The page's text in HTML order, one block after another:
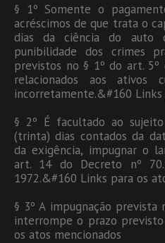
§ 1º Somente o
acréscimos de que trata o
dias da ciência do auto
punibilidade dos crimes
previstos no § 1º do art. 5º
relacionados aos ativos
incorretamente.&#160 Links
§ 2º É facultado ao
(trinta) dias contados da
da exigência, impugnar o
art. 14 do Decreto nº
1972.&#160 Links para os
§ 3º A impugnação prevista
interrompe o prazo
os atos mencionados